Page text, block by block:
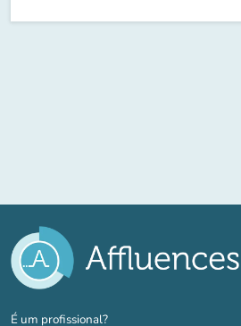
É um profissional?(novo separador)